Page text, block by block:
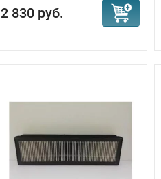
2 830 руб.